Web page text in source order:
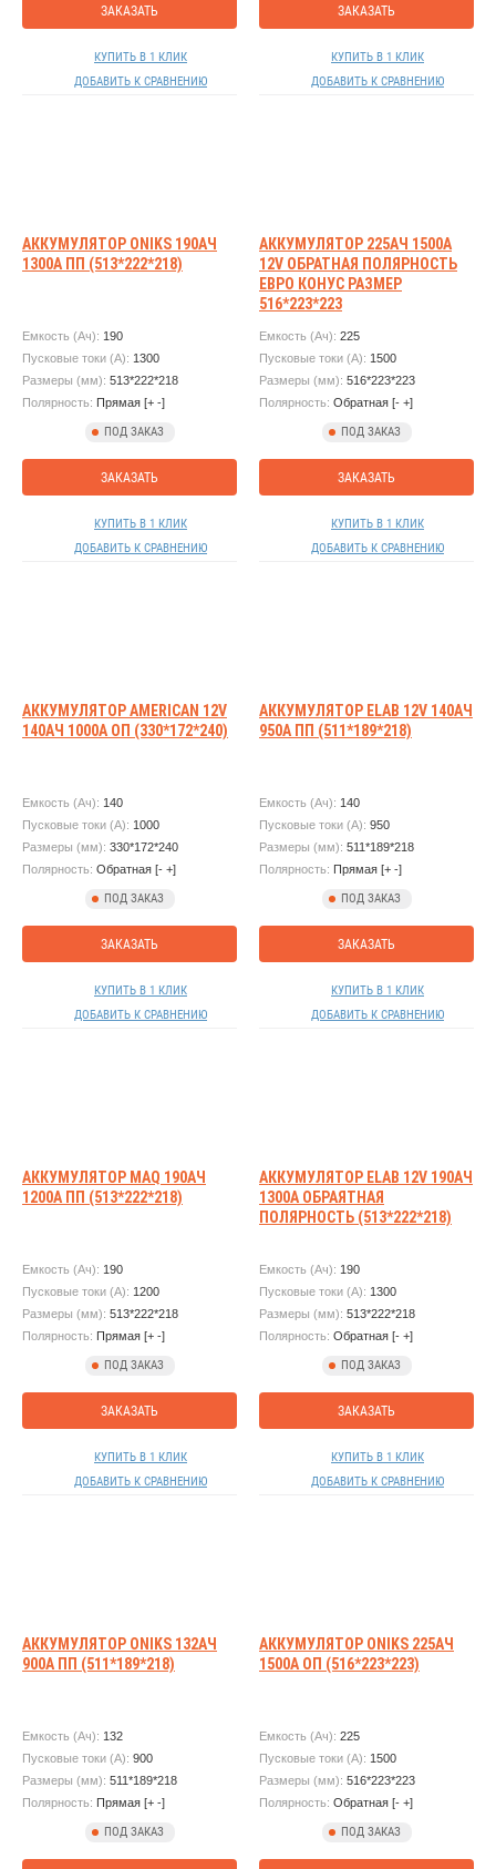
ЗАКАЗАТЬ
КУПИТЬ В 1 КЛИК
ДОБАВИТЬ К СРАВНЕНИЮ
ЗАКАЗАТЬ
КУПИТЬ В 1 КЛИК
ДОБАВИТЬ К СРАВНЕНИЮ
АККУМУЛЯТОР ONIKS 190АЧ
1300А ПП (513*222*218)
Емкость (Ач): 190
Пусковые токи (А): 1300
Размеры (мм): 513*222*218
Полярность: Прямая [+ -]
ПОД ЗАКАЗ
ЗАКАЗАТЬ
КУПИТЬ В 1 КЛИК
ДОБАВИТЬ К СРАВНЕНИЮ
АККУМУЛЯТОР 225АЧ 1500А
12V ОБРАТНАЯ ПОЛЯРНОСТЬ
ЕВРО КОНУС РАЗМЕР
516*223*223
Емкость (Ач): 225
Пусковые токи (А): 1500
Размеры (мм): 516*223*223
Полярность: Обратная [- +]
ПОД ЗАКАЗ
ЗАКАЗАТЬ
КУПИТЬ В 1 КЛИК
ДОБАВИТЬ К СРАВНЕНИЮ
АККУМУЛЯТОР AMERICAN 12V
140АЧ 1000А ОП (330*172*240)
Емкость (Ач): 140
Пусковые токи (А): 1000
Размеры (мм): 330*172*240
Полярность: Обратная [- +]
ПОД ЗАКАЗ
ЗАКАЗАТЬ
КУПИТЬ В 1 КЛИК
ДОБАВИТЬ К СРАВНЕНИЮ
АККУМУЛЯТОР ELAB 12V 140АЧ
950А ПП (511*189*218)
Емкость (Ач): 140
Пусковые токи (А): 950
Размеры (мм): 511*189*218
Полярность: Прямая [+ -]
ПОД ЗАКАЗ
ЗАКАЗАТЬ
КУПИТЬ В 1 КЛИК
ДОБАВИТЬ К СРАВНЕНИЮ
АККУМУЛЯТОР MAQ 190АЧ
1200А ПП (513*222*218)
Емкость (Ач): 190
Пусковые токи (А): 1200
Размеры (мм): 513*222*218
Полярность: Прямая [+ -]
ПОД ЗАКАЗ
ЗАКАЗАТЬ
КУПИТЬ В 1 КЛИК
ДОБАВИТЬ К СРАВНЕНИЮ
АККУМУЛЯТОР ELAB 12V 190АЧ
1300А ОБРАЯТНАЯ
ПОЛЯРНОСТЬ (513*222*218)
Емкость (Ач): 190
Пусковые токи (А): 1300
Размеры (мм): 513*222*218
Полярность: Обратная [- +]
ПОД ЗАКАЗ
ЗАКАЗАТЬ
КУПИТЬ В 1 КЛИК
ДОБАВИТЬ К СРАВНЕНИЮ
АККУМУЛЯТОР ONIKS 132АЧ
900А ПП (511*189*218)
Емкость (Ач): 132
Пусковые токи (А): 900
Размеры (мм): 511*189*218
Полярность: Прямая [+ -]
ПОД ЗАКАЗ
АККУМУЛЯТОР ONIKS 225АЧ
1500А ОП (516*223*223)
Емкость (Ач): 225
Пусковые токи (А): 1500
Размеры (мм): 516*223*223
Полярность: Обратная [- +]
ПОД ЗАКАЗ